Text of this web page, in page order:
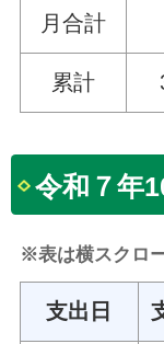
月合計
累計
令和７年
※表は横スクロ
支出日